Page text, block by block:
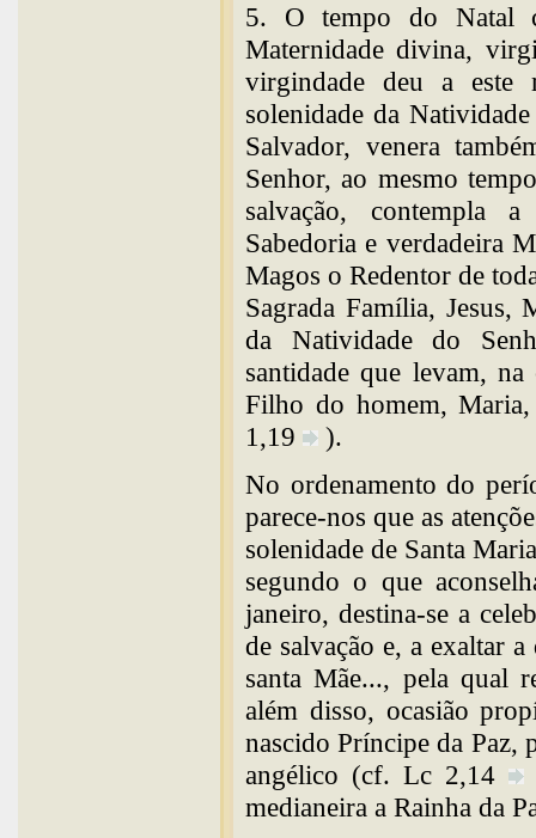
5. O tempo do Natal
Maternidade divina,
virgindade deu a
solenidade da
Salvador, venera
Senhor, ao mesmo
salvação, contempla
Sabedoria e verdadeira
Magos o Redentor de
Sagrada Família, Jesus,
da Natividade do
santidade que levam,
Filho do homem,
1,19
).
No ordenamento do
parece-nos que as
solenidade de Santa
segundo o que
janeiro, destina-se a
de salvação e, a exaltar
santa Mãe..., pela qual
além disso, ocasião
nascido Príncipe da Paz,
angélico (cf. Lc 2,14
medianeira a Rainha da